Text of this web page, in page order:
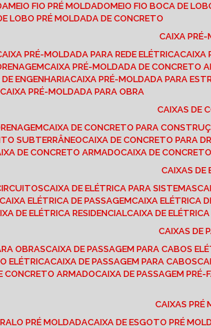
MEIO FIO PRÉ MOLDADO MEIO FIO BOCA DE
LOBO PRÉ MOLDADA DE CONCRETO
CAIXA
CAIXA PRÉ-MOLDADA PARA REDE ELÉTRICA
CAIXA PRÉ-MOLDADA DE CONCRETO
ENGENHARIA CAIXA PRÉ-MOLDADA PARA
CAIXA PRÉ-MOLDADA PARA OBRA
CAIXAS DE
CAIXA DE CONCRETO PARA
SUBTERRÂNEO CAIXA DE CONCRETO PARA
DE CONCRETO ARMADO CAIXA DE
CAIXAS
CAIXA DE ELÉTRICA PARA SISTEMAS
CAIXA ELÉTRICA DE PASSAGEM CAIXA ELÉTRICA
DE ELÉTRICA RESIDENCIAL CAIXA DE ELÉTRICA
CAIXAS DE
OBRAS
CAIXA DE PASSAGEM PARA CABOS
ELÉTRICA CAIXA DE PASSAGEM PARA CABOS
CONCRETO ARMADO CAIXA DE PASSAGEM
CAIXAS
RALO PRÉ MOLDADA CAIXA DE ESGOTO PRÉ